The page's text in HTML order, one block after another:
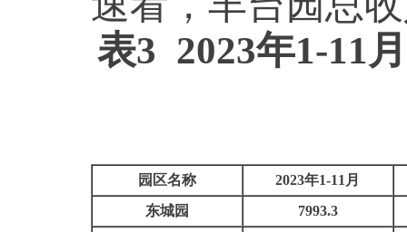
表3 2023年1-11
园区名称
2023年1-11月
东城园
7993.3